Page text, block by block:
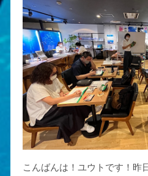
こんばんは！ユウトです！昨